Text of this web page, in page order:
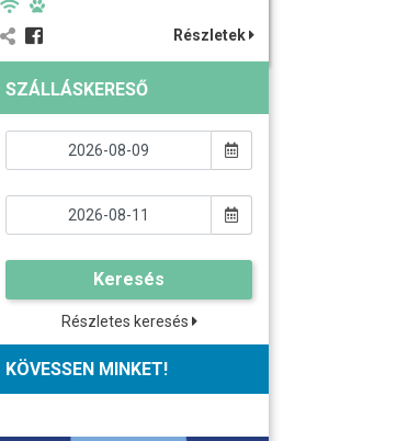
Részletek
SZÁLLÁSKERESŐ
Keresés
Részletes keresés
KÖVESSEN MINKET!